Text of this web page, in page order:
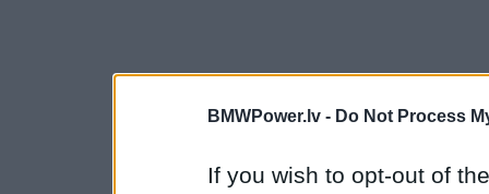
BMWPower.lv - Do Not Process
If you wish to opt-out of